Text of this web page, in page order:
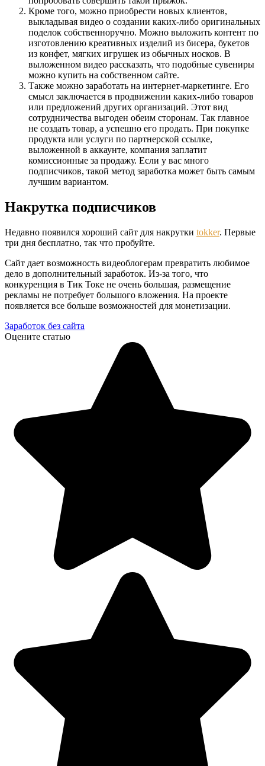
Кроме того, можно приобрести новых клиентов,
выкладывая видео о создании каких-либо оригинальных
поделок собственноручно. Можно выложить контент по
изготовлению креативных изделий из бисера, букетов
из конфет, мягких игрушек из обычных носков. В
выложенном видео рассказать, что подобные сувениры
можно купить на собственном сайте.
Также можно заработать на интернет-маркетинге. Его
смысл заключается в продвижении каких-либо товаров
или предложений других организаций. Этот вид
сотрудничества выгоден обеим сторонам. Так главное
не создать товар, а успешно его продать. При покупке
продукта или услуги по партнерской ссылке,
выложенной в аккаунте, компания заплатит
комиссионные за продажу. Если у вас много
подписчиков, такой метод заработка может быть самым
лучшим вариантом.
Накрутка подписчиков
Недавно появился хороший сайт для накрутки tokker. Первые
три дня бесплатно, так что пробуйте.
Сайт дает возможность видеоблогерам превратить любимое
дело в дополнительный заработок. Из-за того, что
конкуренция в Тик Токе не очень большая, размещение
рекламы не потребует большого вложения. На проекте
появляется все больше возможностей для монетизации.
Заработок без сайта
Оцените статью